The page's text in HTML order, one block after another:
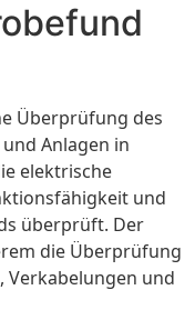
Überprüfung des
Anlagen in
elektrische
und
überprüft. Der
die Überprüfung
Verkabelungen und